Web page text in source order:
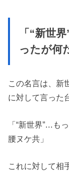
「“新世
ったが何
この名言は、新
に対して言った
「“新世界”…も
腰ヌケ共」
これに対して相